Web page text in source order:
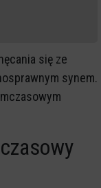
się ze
synem.